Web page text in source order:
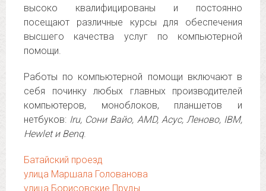
высоко квалифицированы и постоянно
посещают различные курсы для обеспечения
высшего качества услуг по компьютерной
помощи.
Работы по компьютерной помощи включают в
себя починку любых главных производителей
компьютеров, моноблоков, планшетов и
нетбуков: Iru, Сони Вайо, AMD, Асус, Леново, IBM,
Hewlet и Benq.
Батайский проезд
улица Маршала Голованова
улица Борисовские Пруды